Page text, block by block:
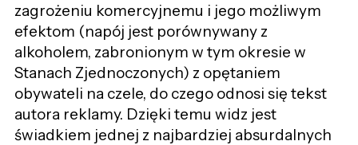
zagrożeniu komercyjnemu i jego możliwym
efektom (napój jest porównywany z
alkoholem, zabronionym w tym okresie w
Stanach Zjednoczonych) z opętaniem
obywateli na czele, do czego odnosi się tekst
autora reklamy. Dzięki temu widz jest
świadkiem jednej z najbardziej absurdalnych